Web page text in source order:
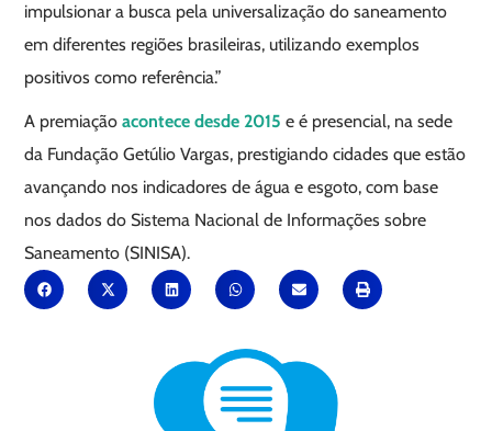
impulsionar a busca pela universalização do saneamento
em diferentes regiões brasileiras, utilizando exemplos
positivos como referência.”
A premiaçãoacontece desde 2015 e é presencial, na sede
da Fundação Getúlio Vargas, prestigiando cidades que estão
avançando nos indicadores de água e esgoto, com base
nos dados do Sistema Nacional de Informações sobre
Saneamento (SINISA).